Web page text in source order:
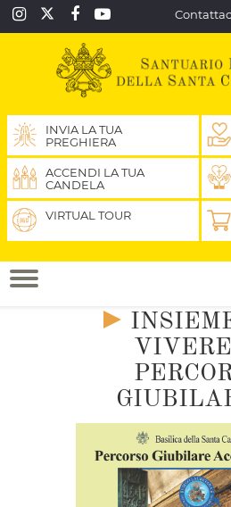
INVIA LA TUA
PREGHIERA
ACCENDI LA TUA
CANDELA
VIRTUAL TOUR